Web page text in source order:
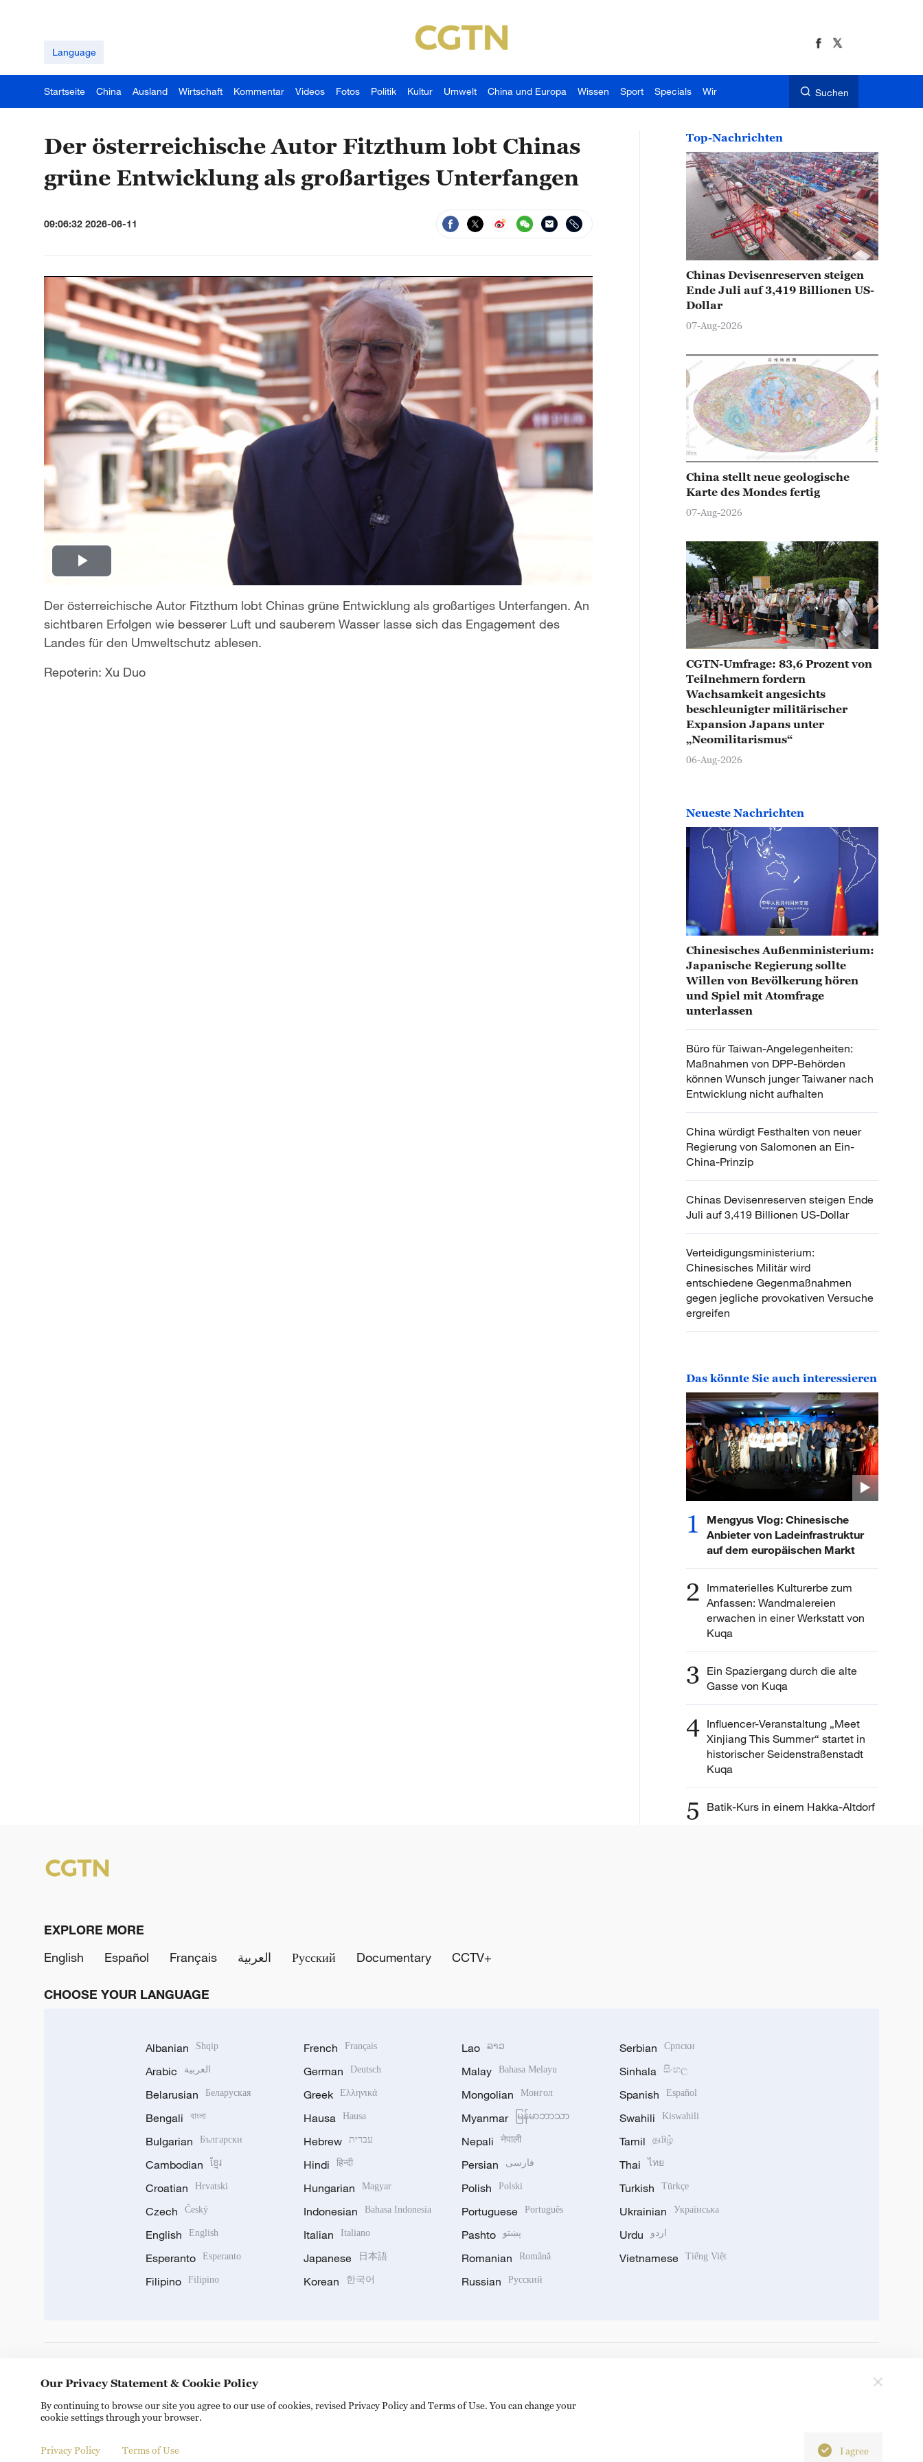
Language
Startseite China Ausland Wirtschaft Kommentar Videos Fotos Politik Kultur Umwelt China und Europa Wissen Sport Specials Wir Suchen
Der österreichische Autor Fitzthum lobt Chinas
grüne Entwicklung als großartiges Unterfangen
09:06:32 2026-06-11
P
l
a
y
Der österreichische Autor Fitzthum lobt Chinas grüne Entwicklung als großartiges Unterfangen. An
sichtbaren Erfolgen wie besserer Luft und sauberem Wasser lasse sich das Engagement des
Landes für den Umweltschutz ablesen.
Repoterin: Xu Duo
Top-Nachrichten
Chinas Devisenreserven steigen
Ende Juli auf 3,419 Billionen US-
Dollar
07-Aug-2026
China stellt neue geologische
Karte des Mondes fertig
07-Aug-2026
CGTN-Umfrage: 83,6 Prozent von
Teilnehmern fordern
Wachsamkeit angesichts
beschleunigter militärischer
Expansion Japans unter
„Neomilitarismus“
06-Aug-2026
Neueste Nachrichten
Chinesisches Außenministerium:
Japanische Regierung sollte
Willen von Bevölkerung hören
und Spiel mit Atomfrage
unterlassen
Büro für Taiwan-Angelegenheiten:
Maßnahmen von DPP-Behörden
können Wunsch junger Taiwaner nach
Entwicklung nicht aufhalten
China würdigt Festhalten von neuer
Regierung von Salomonen an Ein-
China-Prinzip
Chinas Devisenreserven steigen Ende
Juli auf 3,419 Billionen US-Dollar
Verteidigungsministerium:
Chinesisches Militär wird
entschiedene Gegenmaßnahmen
gegen jegliche provokativen Versuche
ergreifen
Das könnte Sie auch interessieren
1
Mengyus Vlog: Chinesische
Anbieter von Ladeinfrastruktur
auf dem europäischen Markt
2 Immaterielles Kulturerbe zum
Anfassen: Wandmalereien
erwachen in einer Werkstatt von
Kuqa
3 Ein Spaziergang durch die alte
Gasse von Kuqa
4 Influencer-Veranstaltung „Meet
Xinjiang This Summer“ startet in
historischer Seidenstraßenstadt
Kuqa
5 Batik-Kurs in einem Hakka-Altdorf
EXPLORE MORE
English
Español Français العربية Русский Documentary CCTV+
CHOOSE YOUR LANGUAGE
Albanian Shqip
Arabic العربية
Belarusian Беларуская
Bengali বাংলা
Bulgarian Български
Cambodian ខ្មែរ
Croatian Hrvatski
Czech Český
English English
Esperanto Esperanto
Filipino Filipino
French Français
German Deutsch
Greek Ελληνικά
Hausa Hausa
Hebrew עברית
Hindi हिन्दी
Hungarian Magyar
Indonesian Bahasa Indonesia
Italian Italiano
Japanese 日本語
Korean 한국어
Lao ລາວ
Malay Bahasa Melayu
Mongolian Монгол
Myanmar မြန်မာဘာသာ
Nepali नेपाली
Persian فارسی
Polish Polski
Portuguese Português
Pashto پښتو
Romanian Română
Russian Русский
Serbian Српски
Sinhala සිංහල
Spanish Español
Swahili Kiswahili
Tamil தமிழ்
Thai ไทย
Turkish Türkçe
Ukrainian Українська
Urdu اردو
Vietnamese Tiếng Việt
Copyright © 2024 CGTN. 京ICP备20000184号
Our Privacy Statement & Cookie Policy
By continuing to browse our site you agree to our use of cookies, revised Privacy Policy and Terms of Use. You can change your
cookie settings through your browser.
Privacy Policy Terms of Use I agree